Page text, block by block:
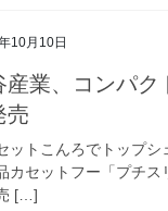
10月10日
産業、コンパク
売
ットこんろでトップシ
カセットフー「プチ
[…]